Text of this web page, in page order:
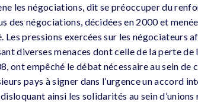
les négociations, dit se préoccuper du
des négociations, décidées en 2000 et
pressions exercées sur les négociateurs
diverses menaces dont celle de la perte
ont empêché le débat nécessaire au sein de
pays à signer dans l’urgence un accord
ainsi les solidarités au sein